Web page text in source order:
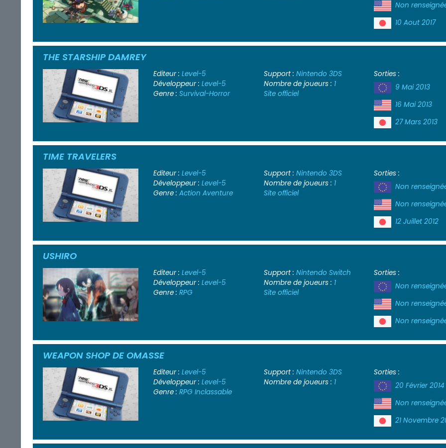
Non
10 Aout 2017
THE STARSHIP DAMREY
Editeur : Level-5
Développeur : Level-5
Genre : Survival-Horror
Support : Nintendo 3DS
Nombre de joueurs : 1
Site officiel
Sorties :
9 Mai 2013
16 Mai 2013
27 Mars 2013
TIME TRAVELERS
Editeur : Level-5
Développeur : Level-5
Genre : Action Aventure
Support : Nintendo 3DS
Nombre de joueurs : 1
Site officiel
Sorties :
Non
Non
12 Juillet 2012
USHIRO
Editeur : Level-5
Développeur : Level-5
Genre : RPG
Support : Nintendo Switch
Nombre de joueurs : 1
Site officiel
Sorties :
Non
Non
Non
WEAPON SHOP DE OMASSE
Editeur : Level-5
Développeur : Level-5
Genre : RPG Inclassable
Support : Nintendo 3DS
Nombre de joueurs : 1
Sorties :
20 Février 2014
Non
21 Novembre